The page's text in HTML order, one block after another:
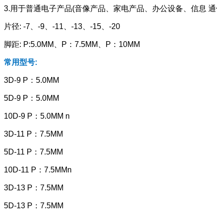
3.用于普通电子产品(音像产品、家电产品、办公设备、信息 通
片径: -7、-9、-11、-13、-15、-20
脚距: P:5.0MM、P：7.5MM、P：10MM
常用型号:
3D-9 P：5.0MM
5D-9 P：5.0MM
10D-9 P：5.0MM n
3D-11 P：7.5MM
5D-11 P：7.5MM
10D-11 P：7.5MMn
3D-13 P：7.5MM
5D-13 P：7.5MM